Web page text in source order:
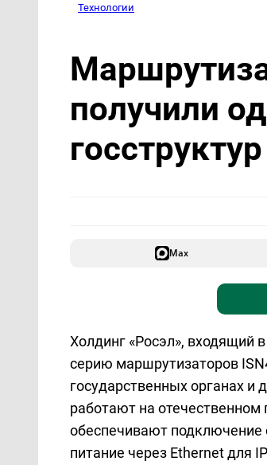
Технологии
получили
госструктур
Max
Холдинг «Росэл», входящий
серию маршрутизаторов
государственных органах
работают на
обеспечивают подключение
питание через Ethernet для